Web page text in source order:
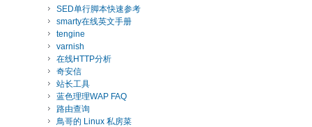
SED单行脚本快速参考
smarty在线英文手册
tengine
varnish
在线HTTP分析
奇安信
站长工具
蓝色理理WAP FAQ
路由查询
鳥哥的 Linux 私房菜